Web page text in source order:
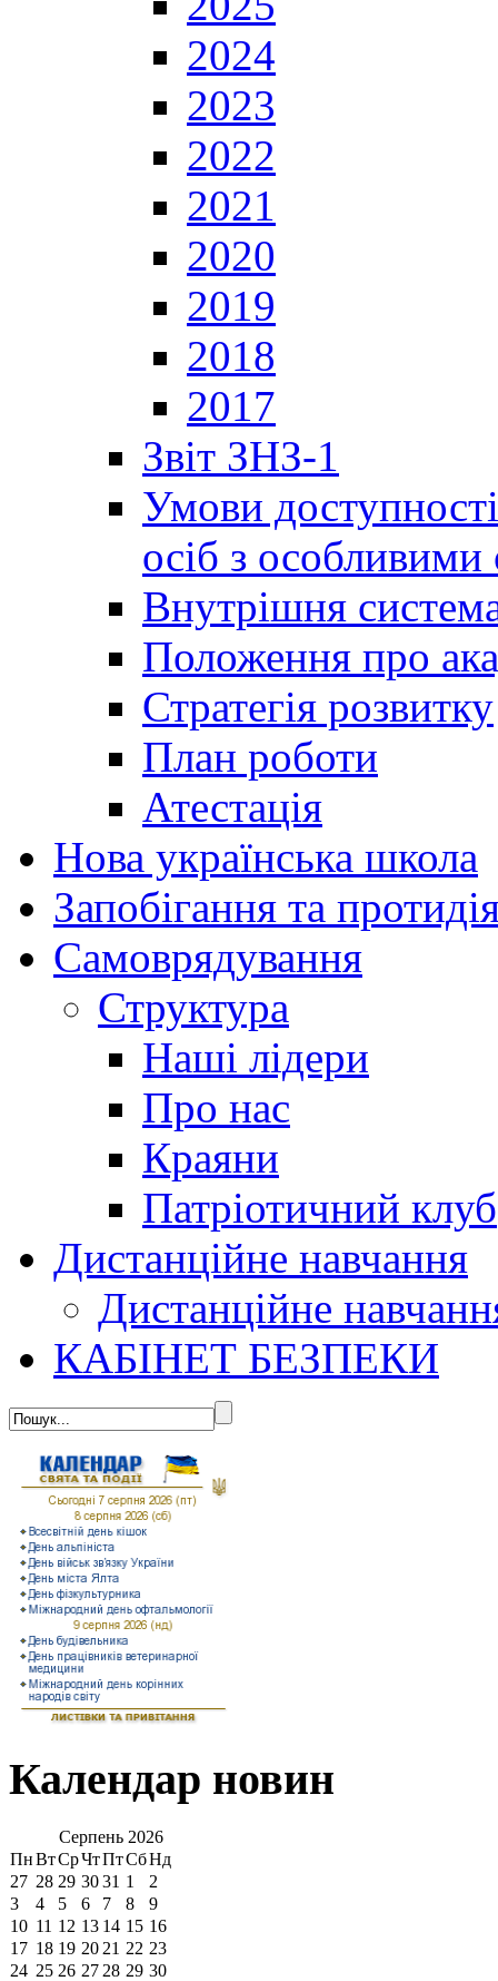
2024
2023
2022
2021
2020
2019
2018
2017
Звіт ЗНЗ-1
Умови
осіб з особливими
Внутрішня
Положення про
Стратегія розвитку
План роботи
Атестація
Нова українська школа
Запобігання та
Cамоврядування
Структура
Наші лідери
Про нас
Краяни
Патріотичний клуб
Дистанційне навчання
Дистанційне
КАБІНЕТ БЕЗПЕКИ
Календар новин
Серпень 2026
ПнВтСрЧтПтСбНд
27 28 29 3031 1
2
3
4 5 6 7 8
9
10 11 12 13 14 15 16
17 18 19 20 21 22 23
24 25 26 27 28 29 30